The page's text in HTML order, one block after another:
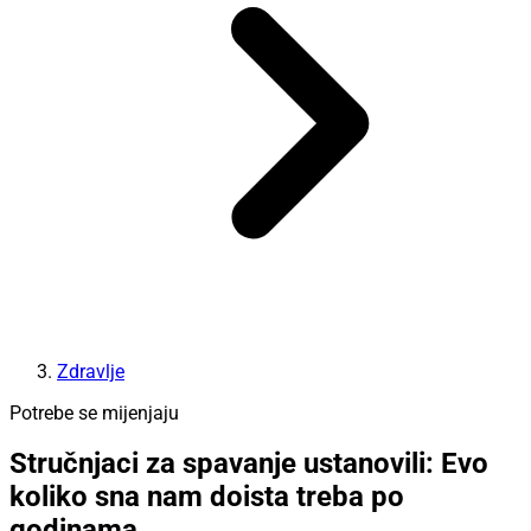
Zdravlje
Potrebe se mijenjaju
Stručnjaci za spavanje ustanovili: Evo
koliko sna nam doista treba po